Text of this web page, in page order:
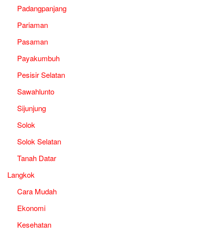
Padangpanjang
Pariaman
Pasaman
Payakumbuh
Pesisir Selatan
Sawahlunto
Sijunjung
Solok
Solok Selatan
Tanah Datar
Langkok
Cara Mudah
Ekonomi
Kesehatan